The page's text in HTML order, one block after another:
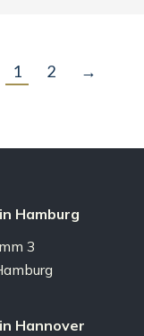
1 2 →
Hamburg
3
Hannover